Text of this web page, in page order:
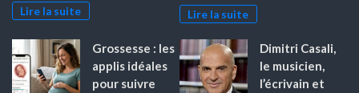
Lire la suite Lire la suite
Grossesse : les
applis idéales
pour suivre
Dimitri Casali,
le musicien,
l’écrivain et